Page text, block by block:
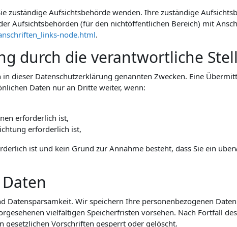
zuständige Aufsichtsbehörde wenden. Ihre zuständige
Aufsichtsbehörden (für den nichtöffentlichen Bereich) mit
node.html.
durch die verantwortliche
dieser Datenschutzerklärung genannten Zwecken. Eine
Daten nur an Dritte weiter, wenn:
erforderlich ist,
erforderlich ist,
ist und kein Grund zur Annahme besteht, dass Sie ein
Wir speichern Ihre personenbezogenen
vielfältigen Speicherfristen vorsehen. Nach Fortfall
Vorschriften gesperrt oder gelöscht.